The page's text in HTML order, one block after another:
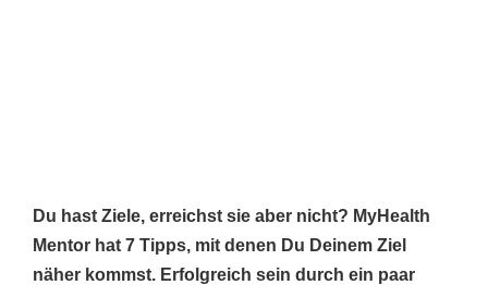
Du hast Ziele, erreichst sie aber nicht? MyHealth
Mentor hat 7 Tipps, mit denen Du Deinem Ziel
näher kommst. Erfolgreich sein durch ein paar